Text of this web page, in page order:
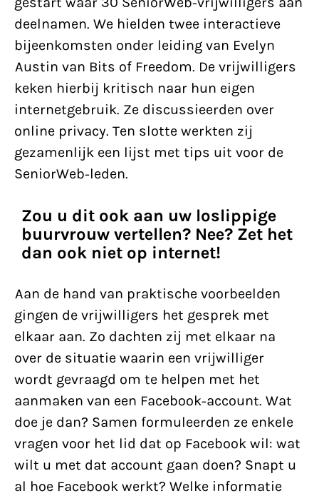
deelnamen. We hielden twee interactieve
bijeenkomsten onder leiding van Evelyn
Austin van Bits of Freedom. De vrijwilligers
keken hierbij kritisch naar hun eigen
internetgebruik. Ze discussieerden over
online privacy. Ten slotte werkten zij
gezamenlijk een lijst met tips uit voor de
SeniorWeb-leden.
Zou u dit ook aan uw loslippige
buurvrouw vertellen? Nee? Zet het
dan ook niet op internet!
Aan de hand van praktische voorbeelden
gingen de vrijwilligers het gesprek met
elkaar aan. Zo dachten zij met elkaar na
over de situatie waarin een vrijwilliger
wordt gevraagd om te helpen met het
aanmaken van een Facebook-account. Wat
doe je dan? Samen formuleerden ze enkele
vragen voor het lid dat op Facebook wil: wat
wilt u met dat account gaan doen? Snapt u
al hoe Facebook werkt? Welke informatie